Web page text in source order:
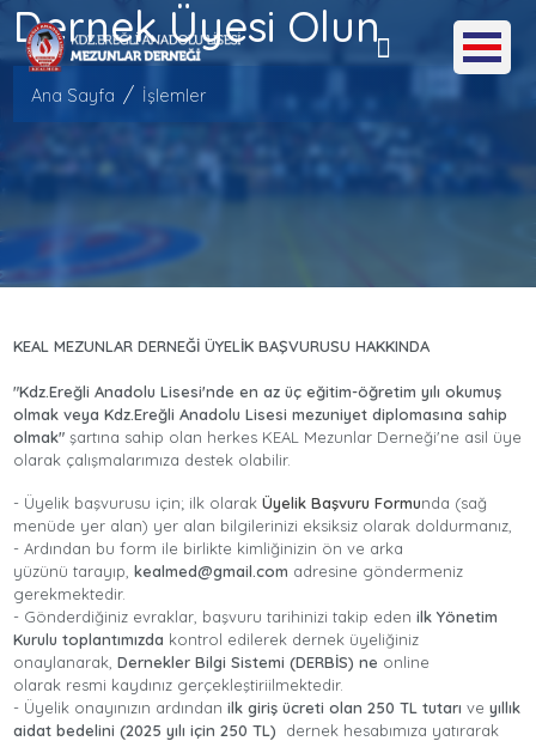
Dernek Üyesi Olun
Ana Sayfa İşlemler
KEAL MEZUNLAR DERNEĞİ ÜYELİK BAŞVURUSU HAKKINDA
"Kdz.Ereğli Anadolu Lisesi'nde en az üç eğitim-öğretim yılı okumuş
olmak veya Kdz.Ereğli Anadolu Lisesi mezuniyet diplomasına sahip
olmak" şartına sahip olan herkes KEAL Mezunlar Derneği'ne asil üye
olarak çalışmalarımıza destek olabilir.
- Üyelik başvurusu için; ilk olarakÜyelik Başvuru Formunda (sağ
menüde yer alan) yer alan bilgilerinizi eksiksiz olarak doldurmanız,
- Ardından bu form ile birlikte kimliğinizin ön ve arka
yüzünü tarayıp,kealmed@gmail.com adresine göndermeniz
gerekmektedir.
- Gönderdiğiniz evraklar, başvuru tarihinizi takip edenilk Yönetim
Kurulu toplantımızda kontrol edilerek dernek üyeliğiniz
onaylanarak,Dernekler Bilgi Sistemi (DERBİS) ne online
olarak resmi kaydınız gerçekleştiriilmektedir.
- Üyelik onayınızın ardındanilk giriş ücreti olan 250 TL tutarıveyıllık
aidat bedelini (2025 yılı için 250 TL)
dernek hesabımıza yatırarak